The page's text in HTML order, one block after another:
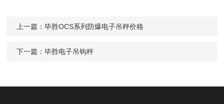
上一篇：毕胜OCS系列防爆电子吊秤价格
下一篇：毕胜电子吊钩秤